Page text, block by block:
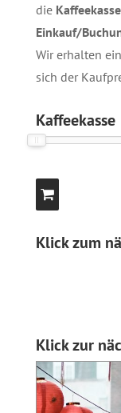
die Kaffeekasse
Einkauf/
Wir erhalten
sich der
Kaffeekasse
Klick zum
Klick zur